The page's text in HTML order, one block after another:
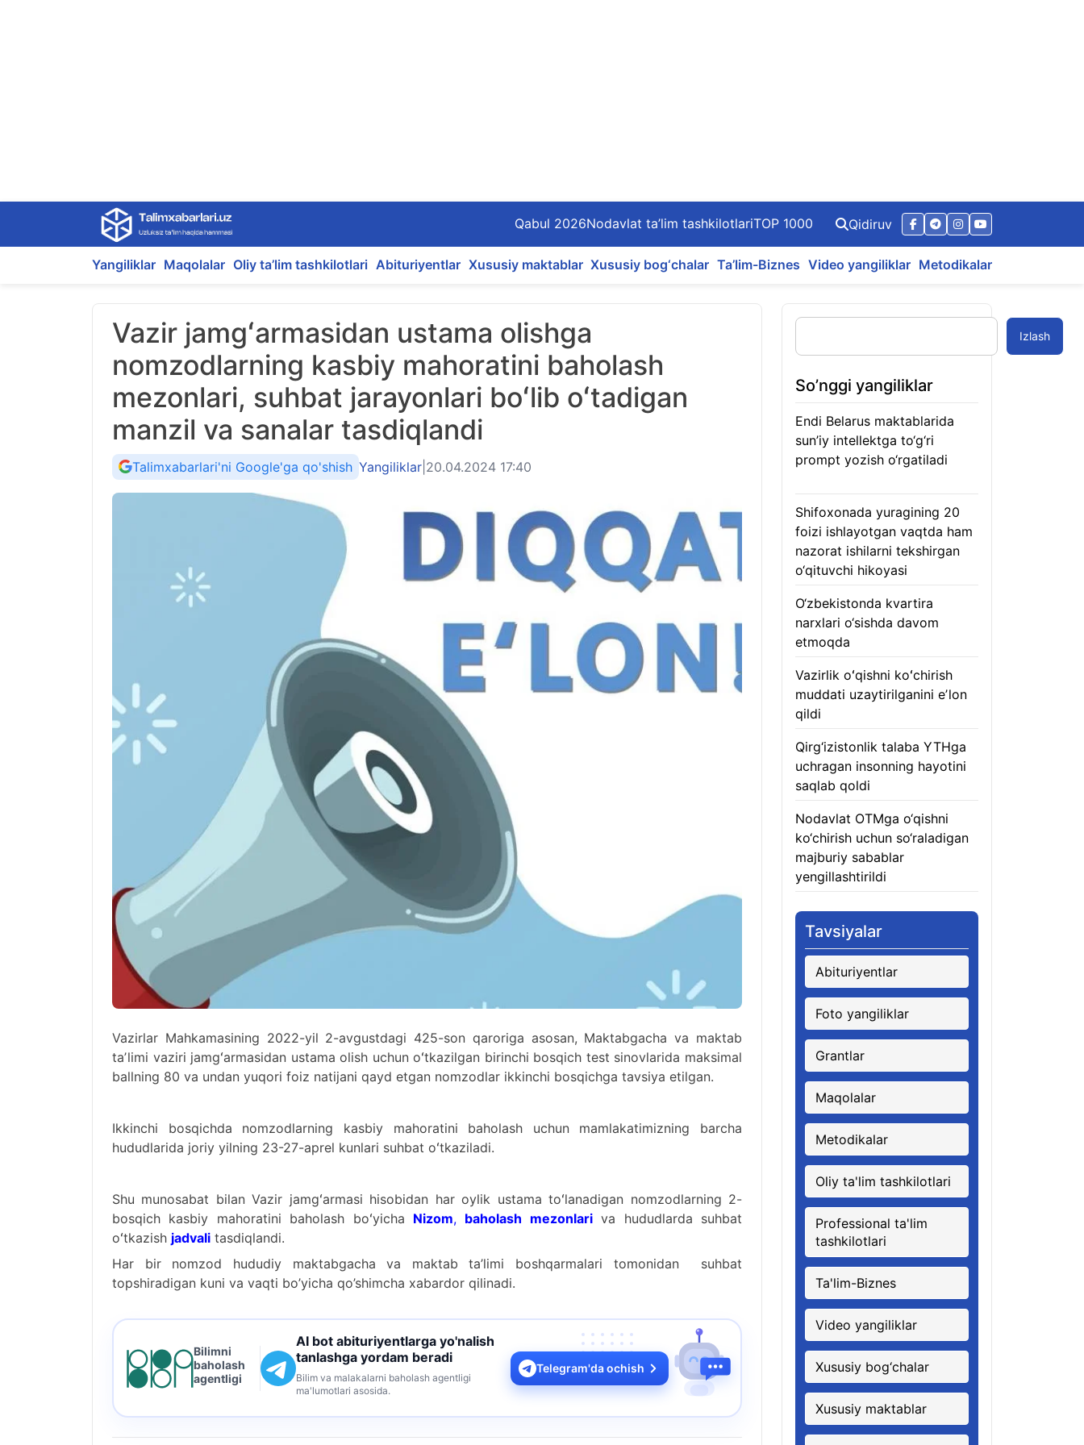
content
Qabul 2026Nodavlat ta’lim tashkilotlariTOP 1000 Qidiruv
Yangiliklar Maqolalar Oliy ta’lim tashkilotlari Abituriyentlar Xususiy maktablar Xususiy bog‘chalar Ta’lim-Biznes Video yangiliklar Metodikalar
Vazir jamgʻarmasidan ustama olishga
nomzodlarning kasbiy mahoratini baholash
mezonlari, suhbat jarayonlari boʻlib oʻtadigan
manzil va sanalar tasdiqlandi
Talimxabarlari'ni Google'ga qo'shish Yangiliklar 20.04.2024 17:40
Vazirlar Mahkamasining 2022-yil 2-avgustdagi 425-son qaroriga asosan, Maktabgacha va maktab
taʼlimi vaziri jamgʻarmasidan ustama olish uchun oʻtkazilgan birinchi bosqich test sinovlarida maksimal
ballning 80 va undan yuqori foiz natijani qayd etgan nomzodlar ikkinchi bosqichga tavsiya etilgan.
Ikkinchi bosqichda nomzodlarning kasbiy mahoratini baholash uchun mamlakatimizning barcha
hududlarida joriy yilning 23-27-aprel kunlari suhbat oʻtkaziladi.
Shu munosabat bilan Vazir jamgʻarmasi hisobidan har oylik ustama toʻlanadigan nomzodlarning 2-
bosqich kasbiy mahoratini baholash boʻyicha Nizom, baholash mezonlariva hududlarda suhbat
oʻtkazish jadvali tasdiqlandi.
Har bir nomzod hududiy maktabgacha va maktab ta’limi boshqarmalari tomonidan suhbat
topshiradigan kuni va vaqti bo’yicha qo’shimcha xabardor qilinadi.
Bilimni
baholash
agentligi
AI bot abituriyentlarga yo'nalish
tanlashga yordam beradi
Bilim va malakalarni baholash agentligi
ma'lumotlari asosida.
Telegram'da ochish
Izlash
So’nggi yangiliklar
Endi Belarus maktablarida
sun’iy intellektga to‘g‘ri
prompt yozish o‘rgatiladi
Shifoxonada yuragining 20
foizi ishlayotgan vaqtda ham
nazorat ishilarni tekshirgan
o‘qituvchi hikoyasi
O‘zbekistonda kvartira
narxlari o‘sishda davom
etmoqda
Vazirlik oʻqishni koʻchirish
muddati uzaytirilganini eʼlon
qildi
Qirg‘izistonlik talaba YTHga
uchragan insonning hayotini
saqlab qoldi
Nodavlat OTMga o‘qishni
ko‘chirish uchun so‘raladigan
majburiy sabablar
yengillashtirildi
Tavsiyalar
Abituriyentlar
Foto yangiliklar
Grantlar
Maqolalar
Metodikalar
Oliy ta'lim tashkilotlari
Professional ta'lim
tashkilotlari
Ta'lim-Biznes
Video yangiliklar
Xususiy bog‘chalar
Xususiy maktablar